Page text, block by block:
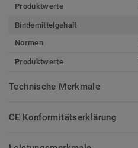
Produktwerte
Bindemittelgehalt
Normen
Produktwerte
Technische Merkmale
CE Konformitätserklärung